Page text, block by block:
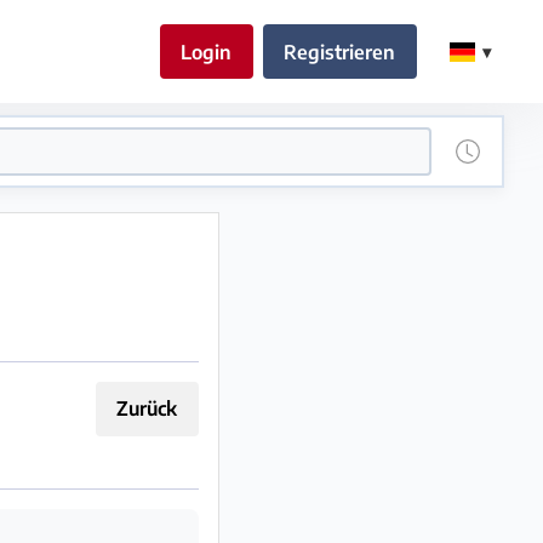
Login Registrieren
Zurück